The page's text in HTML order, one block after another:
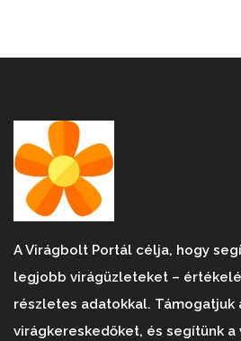
A Virágbolt Portál célja, hogy
legjobb virágüzleteket –
részletes adatokkal. Támogatjuk
virágkereskedőket, és segítünk a